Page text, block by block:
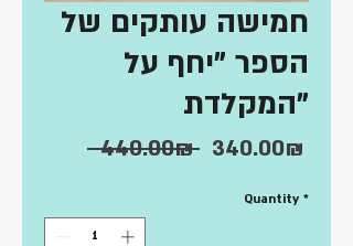
חמישה עותקים של
הספר "יחף על
המקלדת"
‏440.00 ‏₪ Regular‏340.00 ‏₪
Quantity *